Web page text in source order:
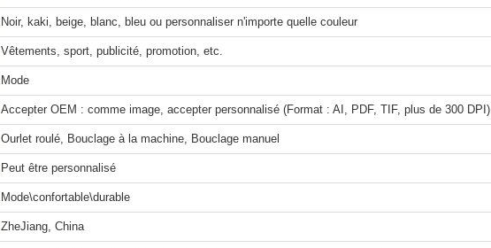
Noir, kaki, beige, blanc, bleu ou personnaliser n'importe quelle couleur
Vêtements, sport, publicité, promotion, etc.
Mode
Accepter OEM : comme image, accepter personnalisé (Format : AI, PDF, TIF, plus de 300 DPI)
Ourlet roulé, Bouclage à la machine, Bouclage manuel
Peut être personnalisé
Mode\confortable\durable
ZheJiang, China